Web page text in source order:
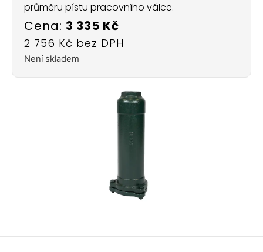
průměru pístu pracovního válce.
3 335 Kč
2 756 Kč
Není skladem